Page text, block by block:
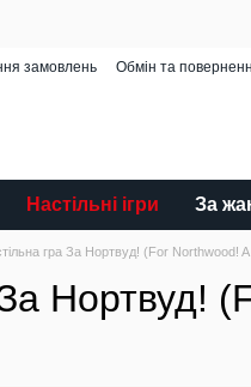
замовлень Обмін та
Настільні ігри За
гра За Нортвуд! (For Northwood!
Нортвуд!